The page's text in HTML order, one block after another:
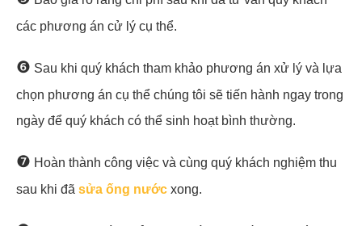
các phương án cử lý cụ thể.
❻ Sau khi quý khách tham khảo phương án xử lý và lựa
chọn phương án cụ thể chúng tôi sẽ tiến hành ngay trong
ngày để quý khách có thể sinh hoạt bình thường.
❼ Hoàn thành công việc và cùng quý khách nghiệm thu
sau khi đã sửa ống nước xong.